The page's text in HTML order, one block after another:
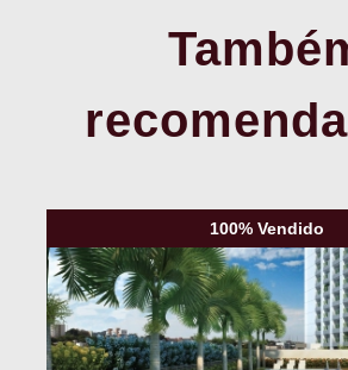
100% Vendido